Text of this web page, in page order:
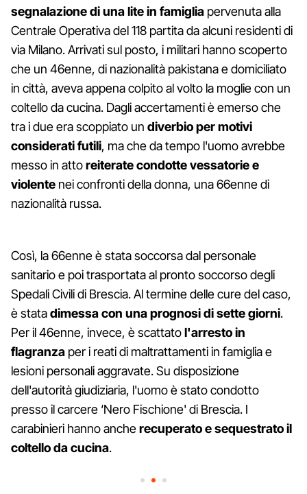
segnalazione di una lite in famiglia pervenuta alla
Centrale Operativa del 118 partita da alcuni residenti di
via Milano. Arrivati sul posto, i militari hanno scoperto
che un 46enne, di nazionalità pakistana e domiciliato
in città, aveva appena colpito al volto la moglie con un
coltello da cucina. Dagli accertamenti è emerso che
tra i due era scoppiato un diverbio per motivi
considerati futili, ma che da tempo l'uomo avrebbe
messo in attoreiterate condotte vessatorie e
violente nei confronti della donna, una 66enne di
nazionalità russa.
Così, la 66enne è stata soccorsa dal personale
sanitario e poi trasportata al pronto soccorso degli
Spedali Civili di Brescia. Al termine delle cure del caso,
è statadimessa con una prognosi di sette giorni.
Per il 46enne, invece, è scattatol'arresto in
flagranza per i reati di maltrattamenti in famiglia e
lesioni personali aggravate. Su disposizione
dell'autorità giudiziaria, l'uomo è stato condotto
presso il carcere ‘Nero Fischione' di Brescia. I
carabinieri hanno ancherecuperato e sequestrato il
coltello da cucina.